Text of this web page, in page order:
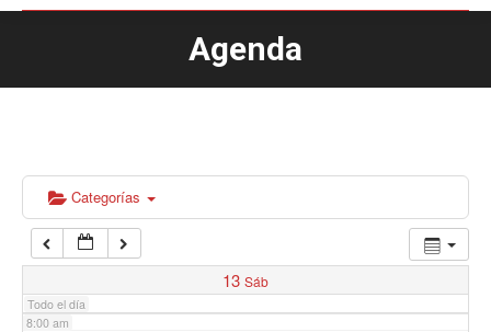
Agenda
Estás aquí:
Categorías
13 Sáb
Todo el día
6:00 am
7:00 am
8:00 am